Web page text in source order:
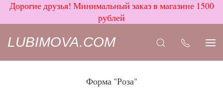
Дорогие друзья! Минимальный заказ в магазине 1500
рублей
LUBIMOVA.COM
Форма "Роза"